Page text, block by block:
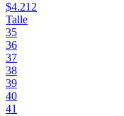
$4.212
Talle
35
36
37
38
39
40
41